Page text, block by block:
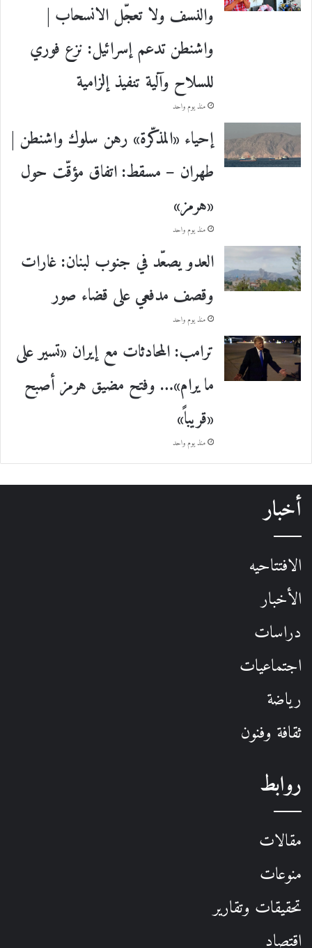
والنسف ولا تعجّل الانسحاب |
واشنطن تدعم إسرائيل: نزع فوري
للسلاح وآلية تنفيذ إلزامية
منذ يوم واحد
إحياء «المذكّرة» رهن سلوك واشنطن |
طهران – مسقط: اتفاق مؤقّت حول
«هرمز»
منذ يوم واحد
العدو يصعّد في جنوب لبنان: غارات
وقصف مدفعي على قضاء صور
منذ يوم واحد
ترامب: المحادثات مع إيران «تسير على
ما يرام»… وفتح مضيق هرمز أصبح
«قريباً»
منذ يوم واحد
أخبار
الافتتاحيه
الأخبار
دراسات
اجتماعيات
رياضة
ثقافة وفنون
روابط
مقالات
منوعات
تحقيقات وتقارير
اقتصاد